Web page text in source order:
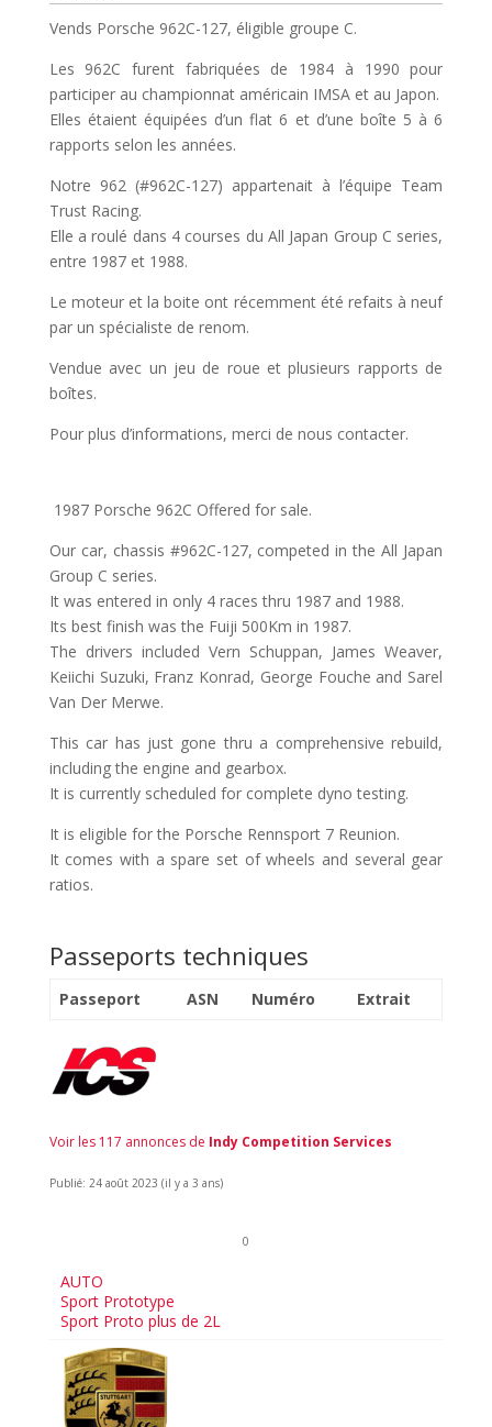
Vends Porsche 962C-127, éligible groupe C.
Les 962C furent fabriquées de 1984 à 1990 pour
participer au championnat américain IMSA et au Japon.
Elles étaient équipées d’un flat 6 et d’une boîte 5 à 6
rapports selon les années.
Notre 962 (#962C-127) appartenait à l’équipe Team
Trust Racing.
Elle a roulé dans 4 courses du All Japan Group C series,
entre 1987 et 1988.
Le moteur et la boite ont récemment été refaits à neuf
par un spécialiste de renom.
Vendue avec un jeu de roue et plusieurs rapports de
boîtes.
Pour plus d’informations, merci de nous contacter.
1987 Porsche 962C Offered for sale.
Our car, chassis #962C-127, competed in the All Japan
Group C series.
It was entered in only 4 races thru 1987 and 1988.
Its best finish was the Fuiji 500Km in 1987.
The drivers included Vern Schuppan, James Weaver,
Keiichi Suzuki, Franz Konrad, George Fouche and Sarel
Van Der Merwe.
This car has just gone thru a comprehensive rebuild,
including the engine and gearbox.
It is currently scheduled for complete dyno testing.
It is eligible for the Porsche Rennsport 7 Reunion.
It comes with a spare set of wheels and several gear
ratios.
Passeports techniques
Passeport ASN Numéro Extrait
Voir les 117 annonces de Indy Competition Services
Publié: 24 août 2023 (il y a 3 ans)
0
AUTO
Sport Prototype
Sport Proto plus de 2L